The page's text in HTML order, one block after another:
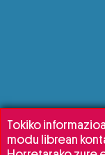
Tokiko
modu librean